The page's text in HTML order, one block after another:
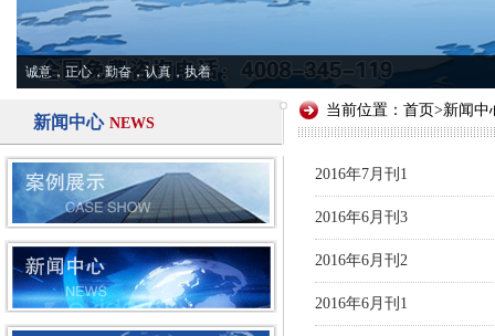
诚意，正心，勤奋，认真，执着
新闻中心 NEWS
当前位置： 首页>新闻中
2016年7月刊1
2016年6月刊3
2016年6月刊2
2016年6月刊1